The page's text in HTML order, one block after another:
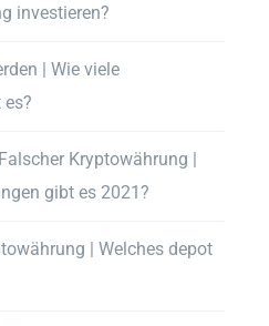
investieren?
| Wie viele
Kryptowährung |
gibt es 2021?
| Welches depot